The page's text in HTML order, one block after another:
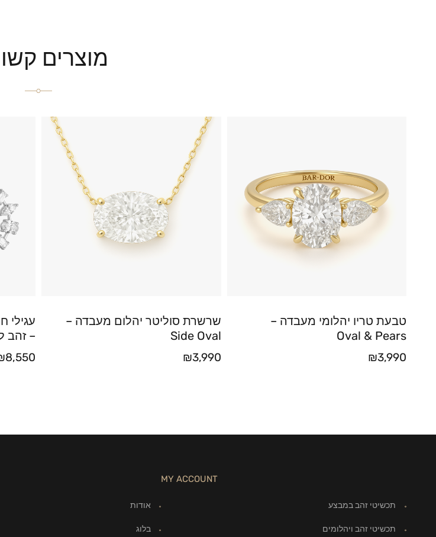
מוצרים
טבעת טריו יהלומי מעבדה –
Oval & Pears
₪3,990
שרשרת סוליטר יהלום מעבדה –
Side Oval
₪3,990
עגילי
– זהב לבן 18
8,550
MY ACCOUNT
תכשיטי זהב במבצע
תכשיטי זהב ויהלומים
אודות
בלוג